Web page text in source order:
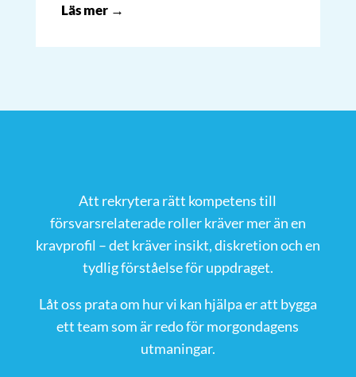
Läs mer →
Att rekrytera rätt kompetens till
försvarsrelaterade roller kräver mer än en
kravprofil – det kräver insikt, diskretion och en
tydlig förståelse för uppdraget.
Låt oss prata om hur vi kan hjälpa er att bygga
ett team som är redo för morgondagens
utmaningar.